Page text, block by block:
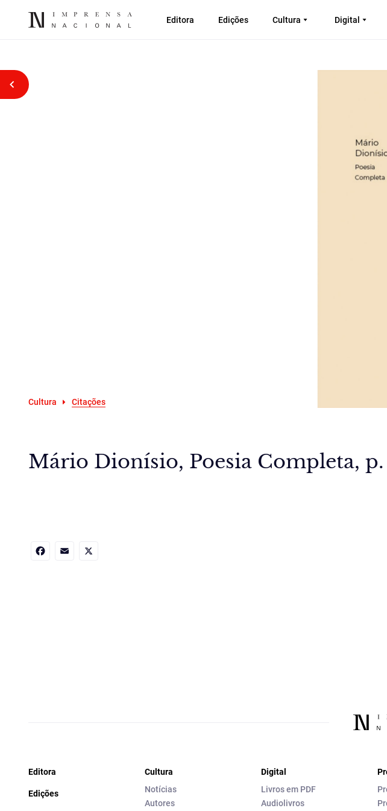
Editora Edições Cultura Digital
Voltar atrás
Cultura Citações
Mário Dionísio, Poesia Completa, p.
Editora
Edições
Cultura
Notícias
Autores
Digital
Livros em PDF
Audiolivros